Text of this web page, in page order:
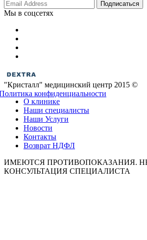
Мы в соцсетях
"Кристалл" медицинский центр 2015 ©
конфиденциальности
О клинике
Наши специалисты
Наши Услуги
Новости
Контакты
Возврат НДФЛ
ИМЕЮТСЯ ПРОТИВОПОКАЗАНИЯ.
КОНСУЛЬТАЦИЯ СПЕЦИАЛИСТА